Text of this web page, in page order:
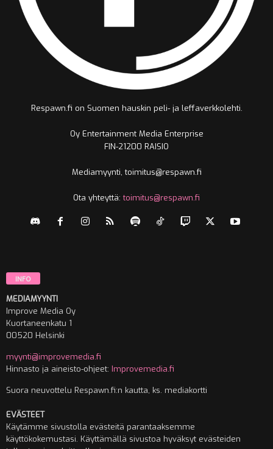
Respawn.fi on Suomen hauskin peli- ja leffaverkkolehti.
Oy Entertainment Media Enterprise
FIN-21200 RAISIO
Mediamyynti, toimitus@respawn.fi
Ota yhteyttä:toimitus@respawn.fi
INFO
MEDIAMYYNTI
Improve Media Oy
Kuortaneenkatu 1
00520 Helsinki
myynti@improvemedia.fi
Hinnasto ja aineisto-ohjeet: Improvemedia.fi
Suora neuvottelu Respawn.fi:n kautta, ks. mediakortti
EVÄSTEET
Käytämme sivustolla evästeitä parantaaksemme
käyttökokemustasi. Käyttämällä sivustoa hyväksyt evästeiden